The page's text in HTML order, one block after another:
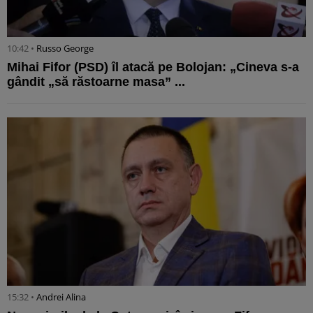
10:42 • Russo George
Mihai Fifor (PSD) îl atacă pe Bolojan: „Cineva s-a
gândit „să răstoarne masa” ...
15:32 • Andrei Alina